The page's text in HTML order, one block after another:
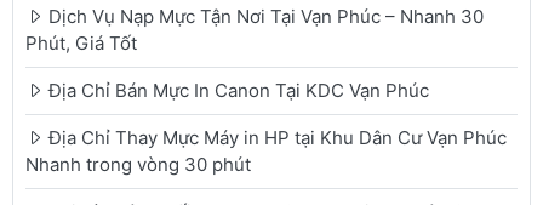
Dịch Vụ Nạp Mực Tận Nơi Tại Vạn Phúc – Nhanh 30
Phút, Giá Tốt
Địa Chỉ Bán Mực In Canon Tại KDC Vạn Phúc
Địa Chỉ Thay Mực Máy in HP tại Khu Dân Cư Vạn Phúc
Nhanh trong vòng 30 phút